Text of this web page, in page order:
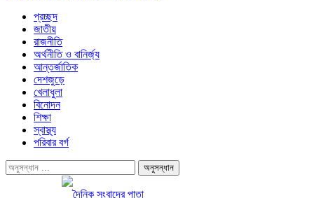
প্রচ্ছদ
জাতীয়
রাজনীতি
অর্থনীতি ও বানির্জ্য
আন্তর্জাতিক
দেশজুড়ে
খেলাধুলা
বিনোদন
শিক্ষা
স্বাস্থ্য
পরিবার বর্গ